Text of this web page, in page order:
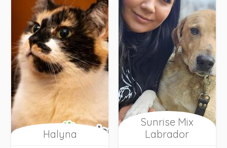
Halyna
Sunrise Mix
Labrador